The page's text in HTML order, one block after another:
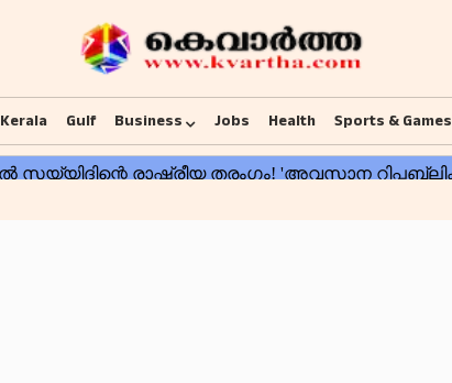
Kerala Gulf Business Jobs Health Sports & Games